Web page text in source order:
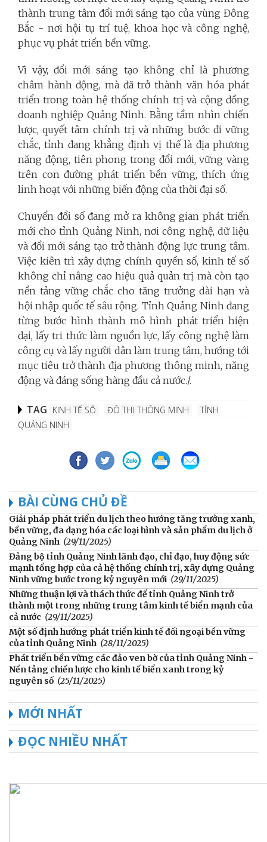
thành trung tâm đổi mới sáng tạo của vùng Đông
Bắc - nơi hội tụ trí tuệ, khoa học và công nghệ,
phục vụ phát triển bền vững.
Vì vậy, đổi mới sáng tạo không chỉ là phương
châm hành động, mà đã trở thành văn hóa phát
triển trong toàn hệ thống chính trị và cộng đồng
doanh nghiệp Quảng Ninh. Bằng tầm nhìn chiến
lược, quyết tâm chính trị và những bước đi vững
chắc, tỉnh đang khẳng định vị thế là địa phương
năng động, tiên phong trong đổi mới, vững vàng
trên con đường phát triển bền vững, thích ứng
linh hoạt với những biến động của thời đại số.
Chuyển đổi số đang mở ra không gian phát triển
mới cho tỉnh Quảng Ninh, nơi công nghệ, dữ liệu
và đổi mới sáng tạo trở thành động lực trung tâm.
Việc kiên trì xây dựng chính quyền số, kinh tế số
không chỉ nâng cao hiệu quả quản trị mà còn tạo
nền tảng vững chắc cho tăng trưởng dài hạn và
hội nhập quốc tế sâu rộng. Tỉnh Quảng Ninh đang
từng bước hình thành mô hình phát triển hiện
đại, lấy tri thức làm nguồn lực, lấy công nghệ làm
công cụ và lấy người dân làm trung tâm, hướng tới
mục tiêu trở thành địa phương thông minh, năng
động và đáng sống hàng đầu cả nước./.
TAG KINH TẾ SỐ ĐÔ THỊ THÔNG MINH
TỈNH
QUẢNG NINH
BÀI CÙNG CHỦ ĐỀ
Giải pháp phát triển du lịch theo hướng tăng trưởng xanh,
bền vững, đa dạng hóa các loại hình và sản phẩm du lịch ở
Quảng Ninh (29/11/2025)
Đảng bộ tỉnh Quảng Ninh lãnh đạo, chỉ đạo, huy động sức
mạnh tổng hợp của cả hệ thống chính trị, xây dựng Quảng
Ninh vững bước trong kỷ nguyên mới (29/11/2025)
Những thuận lợi và thách thức để tỉnh Quảng Ninh trở
thành một trong những trung tâm kinh tế biển mạnh của
cả nước (29/11/2025)
Một số định hướng phát triển kinh tế đối ngoại bền vững
của tỉnh Quảng Ninh (28/11/2025)
Phát triển bền vững các đảo ven bờ của tỉnh Quảng Ninh -
Nền tảng chiến lược cho kinh tế biển xanh trong kỷ
nguyên số (25/11/2025)
MỚI NHẤT
ĐỌC NHIỀU NHẤT